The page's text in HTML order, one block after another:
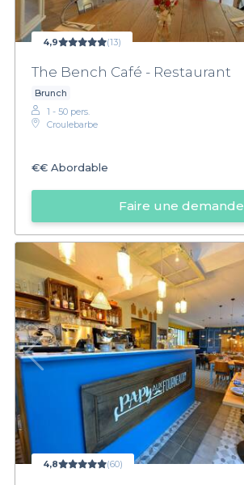
4,9 (13)
The Bench Café - Restaurant
Brunch
1 - 50 pers.
Croulebarbe
€€ Abordable
Faire une demande
4,8 (60)